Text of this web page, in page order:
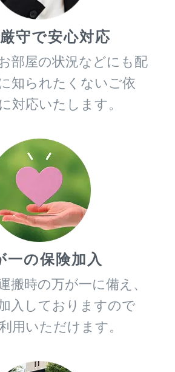
守で安心対応
部屋の状況などにも配
知られたくないご依
対応いたします。
一の保険加入
搬時の万が一に備え、
入しておりますので
用いただけます。